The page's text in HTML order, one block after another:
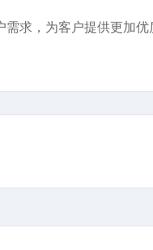
求，为客户提供更加优